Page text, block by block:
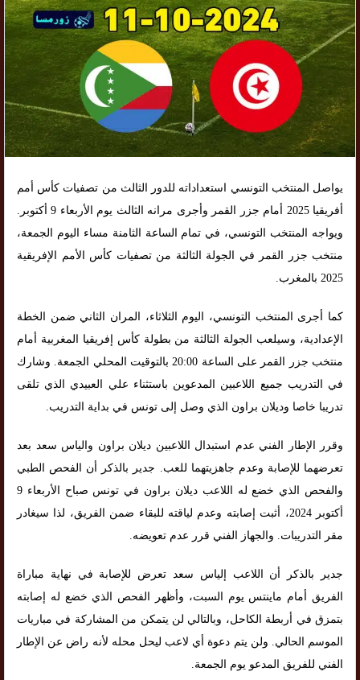
يواصل المنتخب التونسي استعداداته للدور الثالث من تصفيات كأس أمم
أفريقيا 2025 أمام جزر القمر وأجرى مرانه الثالث يوم الأربعاء 9 أكتوبر.
ويواجه المنتخب التونسي، في تمام الساعة الثامنة مساء اليوم الجمعة،
منتخب جزر القمر في الجولة الثالثة من تصفيات كأس الأمم الإفريقية
2025 بالمغرب.
كما أجرى المنتخب التونسي، اليوم الثلاثاء، المران الثاني ضمن الخطة
الإعدادية، وسيلعب الجولة الثالثة من بطولة كأس إفريقيا المغربية أمام
منتخب جزر القمر على الساعة 20:00 بالتوقيت المحلي الجمعة. وشارك
في التدريب جميع اللاعبين المدعوين باستثناء علي العبيدي الذي تلقى
تدريبا خاصا وديلان براون الذي وصل إلى تونس في بداية التدريب.
وقرر الإطار الفني عدم استبدال اللاعبين ديلان براون والياس سعد بعد
تعرضهما للإصابة وعدم جاهزيتهما للعب. جدير بالذكر أن الفحص الطبي
والفحص الذي خضع له اللاعب ديلان براون في تونس صباح الأربعاء 9
أكتوبر 2024، أثبت إصابته وعدم لياقته للبقاء ضمن الفريق، لذا سيغادر
مقر التدريبات. والجهاز الفني قرر عدم تعويضه.
جدير بالذكر أن اللاعب إلياس سعد تعرض للإصابة في نهاية مباراة
الفريق أمام ماينتس يوم السبت، وأظهر الفحص الذي خضع له إصابته
بتمزق في أربطة الكاحل، وبالتالي لن يتمكن من المشاركة في مباريات
الموسم الحالي. ولن يتم دعوة أي لاعب ليحل محله لأنه راض عن الإطار
الفني للفريق المدعو يوم الجمعة.